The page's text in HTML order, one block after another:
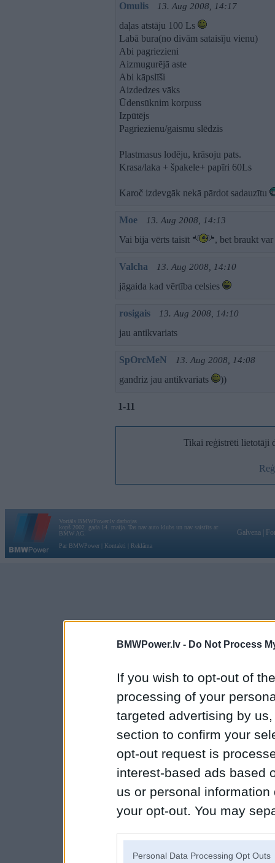
BMWPower.lv - Do Not Process
If you wish to opt-out of
processing of your
targeted advertising by
section to confirm your
opt-out request is
interest-based ads based
us or personal
your opt-out. You may
Personal Data Processing Opt Outs
Omulis 13. Aug 2008, 14:17
daļas atstāju 100 Ls
Labā bura(no divām sataisīju vienu)
Abi pagriezieni
Aizmugurējā aste
Abi kāpslīši
Aizdedzes vāks
Ūdensūknim korpuss
Izpūtējs
Pagriezienu/gaismu slēdzis
Plastmasus lodēju, krāsoju pats.
Krasa/laka + špakele+ papīri 60Ls
Karoč izdevgāk nekā pārdot sadauzītu
Moe 13. Aug 2008, 14:13
Vai bija vērts taisīt , bet braukt var
Valcha 13. Aug 2008, 14:10
jāgaida kad vērtība celsies
rosigais 13. Aug 2008, 14:10
jau antikvariats
SpOrcMeN 13. Aug 2008, 14:08
gandriz jau antikvariats ))
1-11
Tikai reģistrēti lietotāji
Vortāls BMWPower.lv darbojas
kopš 2002. gada 14. maija. Tas nav auto klubs un nav saistīts ar
BMW AG.
Par BMWPower
Kontakti Reklāma
Galvena